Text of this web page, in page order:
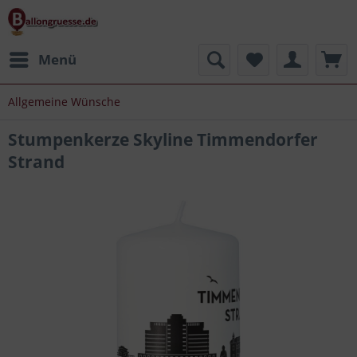
Menü
Allgemeine Wünsche
Stumpenkerze Skyline Timmendorfer
Strand